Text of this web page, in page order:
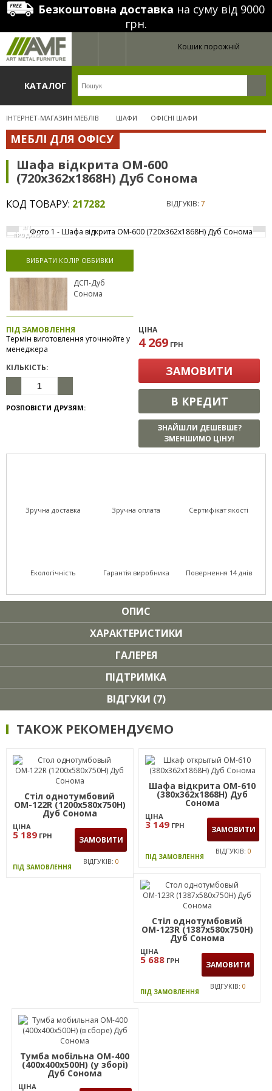
Безкоштовна доставка на суму від 9000
грн.
Кошик порожній
КАТАЛОГ
ІНТЕРНЕТ-МАГАЗИН МЕБЛІВ ШАФИ ОФІСНІ ШАФИ
МЕБЛІ ДЛЯ ОФІСУ
Шафа відкрита ОМ-600
(720х362х1868Н) Дуб Сонома
КОД ТОВАРУ: 217282 ВІДГУКІВ: 7
ХІТ
ПРОДАЖУ
ВИБРАТИ КОЛІР ОББИВКИ
ДСП-Дуб
Сонома
ПІД ЗАМОВЛЕННЯ
Термін виготовлення уточнюйте у
менеджера
КІЛЬКІСТЬ:
РОЗПОВІСТИ ДРУЗЯМ:
ЦІНА
4 269 ГРН
ЗАМОВИТИ
В КРЕДИТ
ЗНАЙШЛИ ДЕШЕВШЕ?
ЗМЕНШИМО ЦІНУ!
Зручна доставка Зручна оплата Сертифікат якості
Екологічність Гарантія виробника Повернення 14 днів
ОПИС
ХАРАКТЕРИСТИКИ
ГАЛЕРЕЯ
ПІДТРИМКА
ВІДГУКИ (7)
ТАКОЖ РЕКОМЕНДУЄМО
Стіл однотумбовий
ОМ-122R (1200х580х750Н)
Дуб Сонома
ЦІНА
5 189 ГРН ЗАМОВИТИ
ПІД ЗАМОВЛЕННЯ
ВІДГУКІВ: 0
Шафа відкрита ОМ-610
(380х362х1868Н) Дуб
Сонома
ЦІНА
3 149 ГРН ЗАМОВИТИ
ПІД ЗАМОВЛЕННЯ
ВІДГУКІВ: 0
Стіл однотумбовий
ОМ-123R (1387х580х750Н)
Дуб Сонома
ЦІНА
5 688 ГРН ЗАМОВИТИ
ПІД ЗАМОВЛЕННЯ
ВІДГУКІВ:0
Тумба мобільна ОМ-400
(400х400х500Н) (у зборі)
Дуб Сонома
ЦІНА